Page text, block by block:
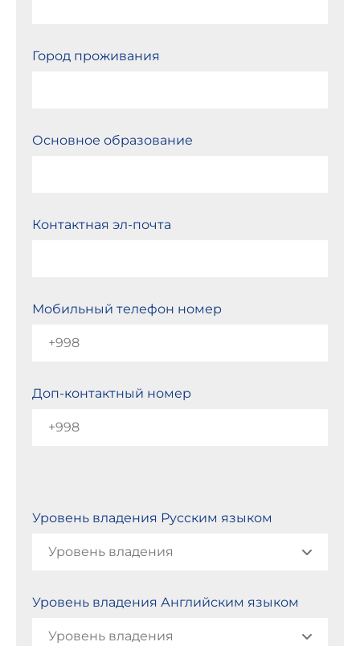
Город проживания
Основное образование
Контактная эл-почта
Мобильный телефон номер
Доп-контактный номер
Уровень владения Русским языком
Уровень владения Английским языком